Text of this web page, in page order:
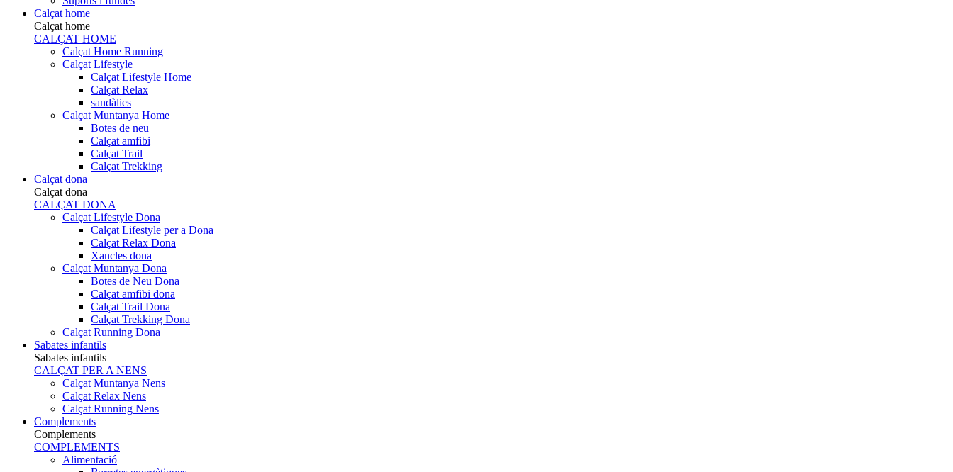
Calçat home
Calçat home
CALÇAT HOME
Calçat Home Running
Calçat Lifestyle
Calçat Lifestyle Home
Calçat Relax
sandàlies
Calçat Muntanya Home
Botes de neu
Calçat amfibi
Calçat Trail
Calçat Trekking
Calçat dona
Calçat dona
CALÇAT DONA
Calçat Lifestyle Dona
Calçat Lifestyle per a Dona
Calçat Relax Dona
Xancles dona
Calçat Muntanya Dona
Botes de Neu Dona
Calçat amfibi dona
Calçat Trail Dona
Calçat Trekking Dona
Calçat Running Dona
Sabates infantils
Sabates infantils
CALÇAT PER A NENS
Calçat Muntanya Nens
Calçat Relax Nens
Calçat Running Nens
Complements
Complements
COMPLEMENTS
Alimentació